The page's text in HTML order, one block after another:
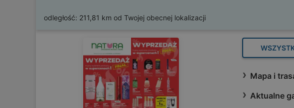
odległość: 211,81 km od Twojej obecnej lokalizacji
Mapa i
Aktualne